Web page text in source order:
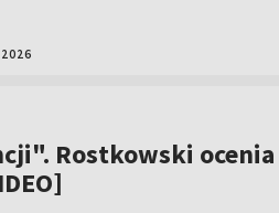
Rostkowski ocenia